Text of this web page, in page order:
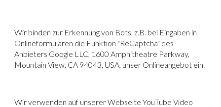
Wir binden zur Erkennung von Bots, z.B. bei Eingaben in
Onlineformularen die Funktion "ReCaptcha" des
Anbieters Google LLC, 1600 Amphitheatre Parkway,
Mountain View, CA 94043, USA, unser Onlineangebot ein.
Wir verwenden auf unserer WebseiteYouTube Video